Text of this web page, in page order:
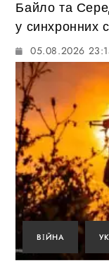
Байло та
у синхронних
05.08.2026
ВІЙНА